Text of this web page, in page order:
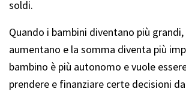
soldi.
Quando i bambini diventano più
aumentano e la somma diventa più
bambino è più autonomo e vuole
prendere e finanziare certe decisioni